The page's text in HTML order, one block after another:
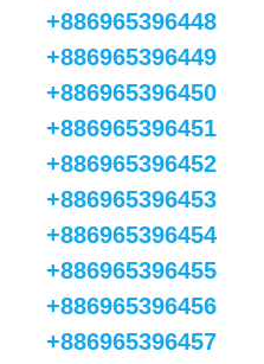
+886965396448
+886965396449
+886965396450
+886965396451
+886965396452
+886965396453
+886965396454
+886965396455
+886965396456
+886965396457